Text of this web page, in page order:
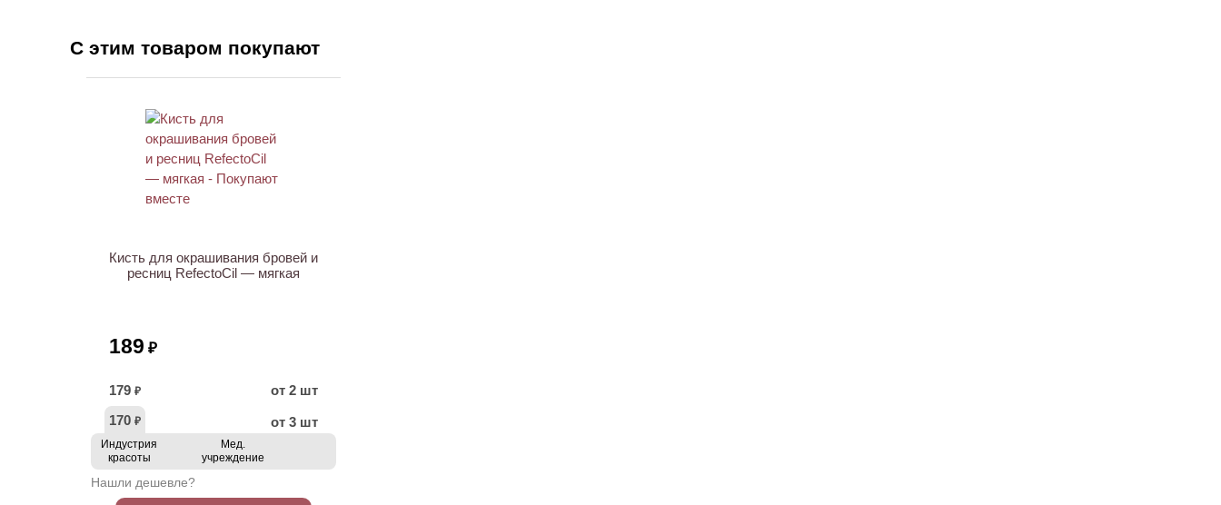
С этим товаром покупают
Кисть для окрашивания бровей и
ресниц RefectoCil — мягкая
189 ₽
179 ₽
от 2 шт
170 ₽ от 3 шт
Индустрия
красоты
Мед.
учреждение
Нашли дешевле?